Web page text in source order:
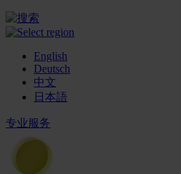
English
Deutsch
中文
日本語
专业服务